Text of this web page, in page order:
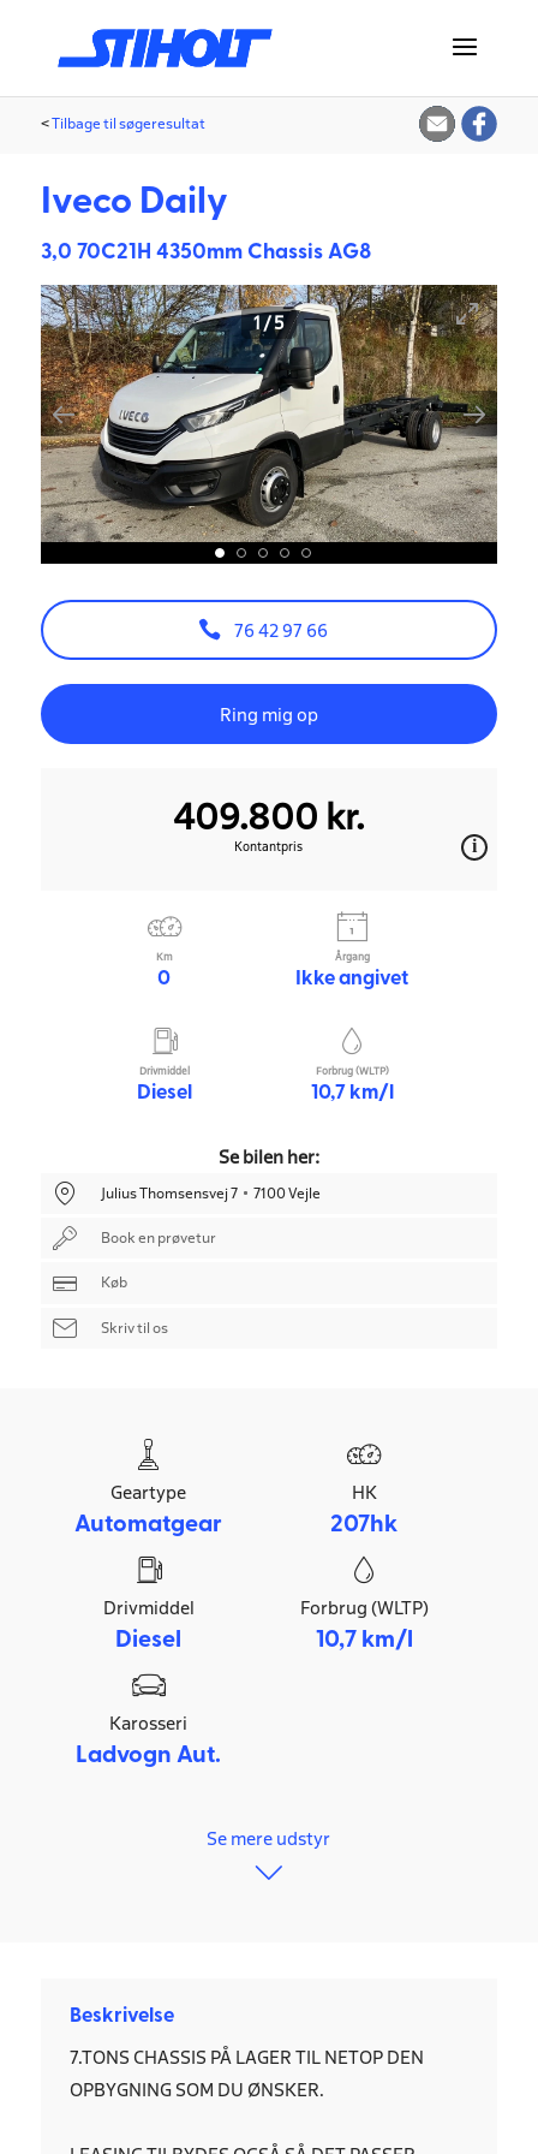
<Tilbage til søgeresultat
Iveco Daily
3,0 70C21H 4350mm Chassis AG8
1 /5
76 42 97 66
Ring mig op
409.800 kr.
Kontantpris
Km
0
Årgang
Ikke angivet
Drivmiddel
Diesel
Forbrug (WLTP)
10,7 km/l
Se bilen her:
Julius Thomsensvej 7 7100 Vejle
Book en prøvetur
Køb
Skriv til os
Geartype
Automatgear
HK
207hk
Drivmiddel
Diesel
Forbrug (WLTP)
10,7 km/l
Karosseri
Ladvogn Aut.
Se mere udstyr
Beskrivelse
7.TONS CHASSIS PÅ LAGER TIL NETOP DEN
OPBYGNING SOM DU ØNSKER.